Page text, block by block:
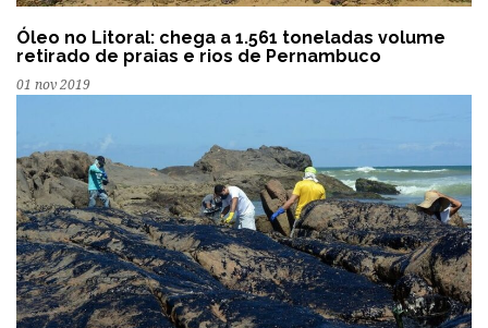
Óleo no Litoral: chega a 1.561 toneladas volume
retirado de praias e rios de Pernambuco
01 nov 2019